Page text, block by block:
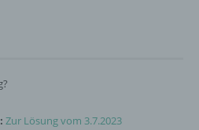
Zur Lösung vom 3.7.2023